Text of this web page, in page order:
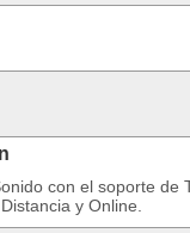
con el soporte de
y Online.